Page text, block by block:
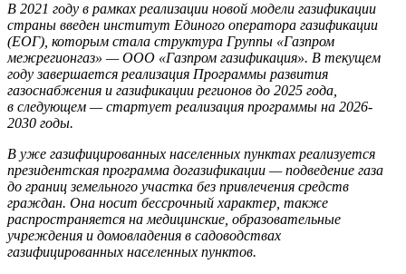
В 2021 году в рамках реализации новой модели газификации
страны введен институт Единого оператора газификации
(ЕОГ), которым стала структура Группы «Газпром
межрегионгаз» — ООО «Газпром газификация». В текущем
году завершается реализация Программы развития
газоснабжения и газификации регионов до 2025 года,
в следующем — стартует реализация программы на 2026-
2030 годы.
В уже газифицированных населенных пунктах реализуется
президентская программа догазификации — подведение газа
до границ земельного участка без привлечения средств
граждан. Она носит бессрочный характер, также
распространяется на медицинские, образовательные
учреждения и домовладения в садоводствах
газифицированных населенных пунктов.